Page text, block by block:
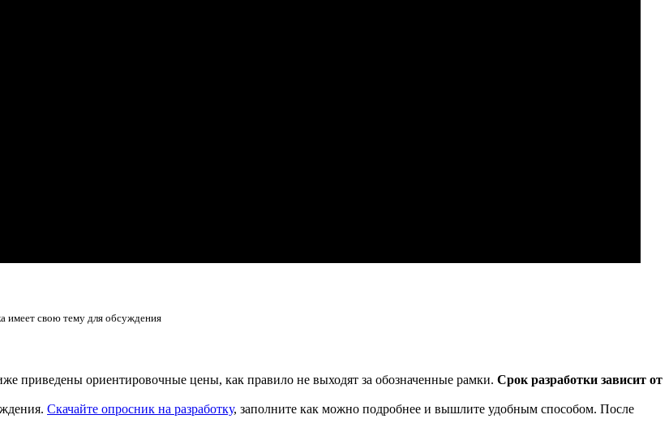
имеет свою тему для обсуждения
приведены ориентировочные цены, как правило не выходят за обозначенные рамки. Срок разработки зависит от
Скачайте опросник на разработку, заполните как можно подробнее и вышлите удобным способом. После